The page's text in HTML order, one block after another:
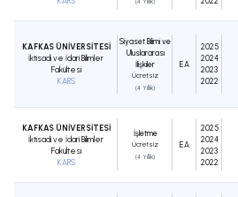
KAFKAS ÜNİVERSİTESİ
İktisadi ve İdari Bilimler
Fakültesi
KARS
Siyaset Bilimi ve
Uluslararası
İlişkiler
Ücretsiz
(4 Yıllık)
EA
2025
2024
2023
2022
KAFKAS ÜNİVERSİTESİ
İktisadi ve İdari Bilimler
Fakültesi
KARS
İşletme
Ücretsiz
(4 Yıllık)
EA
2025
2024
2023
2022